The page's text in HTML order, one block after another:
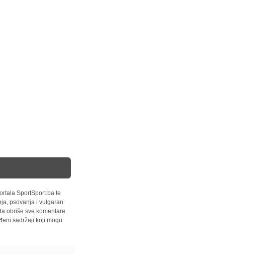
SportSport.ba te
psovanja i vulgaran
obriše sve komentare
sadržaji koji mogu